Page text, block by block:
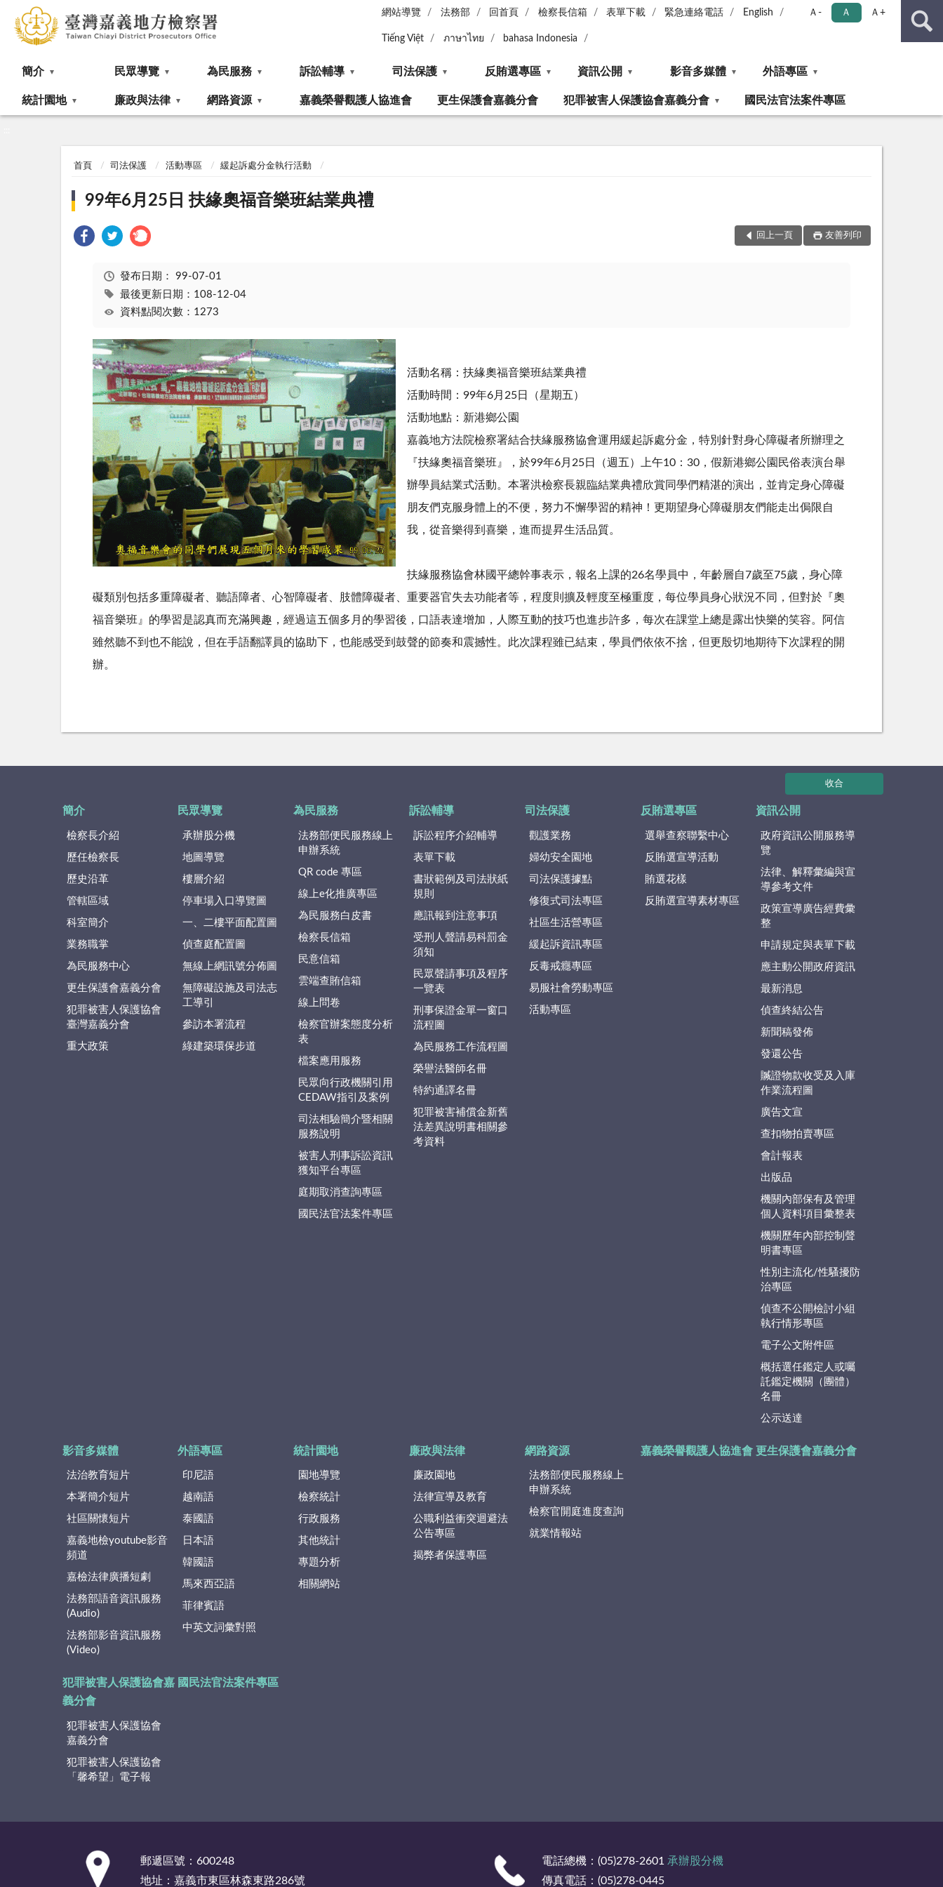
網站導覽 法務部 回首頁 檢察長信箱 表單下載 緊急連絡電話 English
Tiếng Việt ภาษาไทย bahasa Indonesia
Ａ- Ａ Ａ+
簡介 民眾導覽 為民服務 訴訟輔導 司法保護 反賄選專區 資訊公開 影音多媒體 外語專區
統計園地 廉政與法律 網路資源 嘉義榮譽觀護人協進會 更生保護會嘉義分會 犯罪被害人保護協會嘉義分會 國民法官法案件專區
首頁 司法保護 活動專區 緩起訴處分金執行活動
99年6月25日 扶緣奧福音樂班結業典禮
回上一頁 友善列印
發布日期： 99-07-01
最後更新日期：108-12-04
資料點閱次數：1273
活動名稱：扶緣奧福音樂班結業典禮
活動時間：99年6月25日（星期五）
活動地點：新港鄉公園
嘉義地方法院檢察署結合扶緣服務協會運用緩起訴處分金，特別針對身心障礙者所辦理之
『扶緣奧福音樂班』，於99年6月25日（週五）上午10：30，假新港鄉公園民俗表演台舉
辦學員結業式活動。本署洪檢察長親臨結業典禮欣賞同學們精湛的演出，並肯定身心障礙
朋友們克服身體上的不便，努力不懈學習的精神！更期望身心障礙朋友們能走出侷限自
我，從音樂得到喜樂，進而提昇生活品質。
扶緣服務協會林國平總幹事表示，報名上課的26名學員中，年齡層自7歲至75歲，身心障
礙類別包括多重障礙者、聽語障者、心智障礙者、肢體障礙者、重要器官失去功能者等，程度則擴及輕度至極重度，每位學員身心狀況不同，但對於『奧
福音樂班』的學習是認真而充滿興趣，經過這五個多月的學習後，口語表達增加，人際互動的技巧也進步許多，每次在課堂上總是露出快樂的笑容。阿信
雖然聽不到也不能說，但在手語翻譯員的協助下，也能感受到鼓聲的節奏和震撼性。此次課程雖已結束，學員們依依不捨，但更殷切地期待下次課程的開
辦。
收合
簡介
檢察長介紹
歷任檢察長
歷史沿革
管轄區域
科室簡介
業務職掌
為民服務中心
更生保護會嘉義分會
犯罪被害人保護協會
臺灣嘉義分會
重大政策
民眾導覽
承辦股分機
地圖導覽
樓層介紹
停車場入口導覽圖
一、二樓平面配置圖
偵查庭配置圖
無線上網訊號分佈圖
無障礙設施及司法志
工導引
參訪本署流程
綠建築環保步道
為民服務
法務部便民服務線上
申辦系統
QR code 專區
線上e化推廣專區
為民服務白皮書
檢察長信箱
民意信箱
雲端查賄信箱
線上問卷
檢察官辦案態度分析
表
檔案應用服務
民眾向行政機關引用
CEDAW指引及案例
司法相驗簡介暨相關
服務說明
被害人刑事訴訟資訊
獲知平台專區
庭期取消查詢專區
國民法官法案件專區
訴訟輔導
訴訟程序介紹輔導
表單下載
書狀範例及司法狀紙
規則
應訊報到注意事項
受刑人聲請易科罰金
須知
民眾聲請事項及程序
一覽表
刑事保證金單一窗口
流程圖
為民服務工作流程圖
榮譽法醫師名冊
特約通譯名冊
犯罪被害補償金新舊
法差異說明書相關參
考資料
司法保護
觀護業務
婦幼安全園地
司法保護據點
修復式司法專區
社區生活營專區
緩起訴資訊專區
反毒戒癮專區
易服社會勞動專區
活動專區
反賄選專區
選舉查察聯繫中心
反賄選宣導活動
賄選花樣
反賄選宣導素材專區
資訊公開
政府資訊公開服務導
覽
法律、解釋彙編與宣
導參考文件
政策宣導廣告經費彙
整
申請規定與表單下載
應主動公開政府資訊
最新消息
偵查終結公告
新聞稿發佈
發還公告
贓證物款收受及入庫
作業流程圖
廣告文宣
查扣物拍賣專區
會計報表
出版品
機關內部保有及管理
個人資料項目彙整表
機關歷年內部控制聲
明書專區
性別主流化/性騷擾防
治專區
偵查不公開檢討小組
執行情形專區
電子公文附件區
概括選任鑑定人或囑
託鑑定機關（團體）
名冊
公示送達
影音多媒體
法治教育短片
本署簡介短片
社區關懷短片
嘉義地檢youtube影音
頻道
嘉檢法律廣播短劇
法務部語音資訊服務
(Audio)
法務部影音資訊服務
(Video)
外語專區
印尼語
越南語
泰國語
日本語
韓國語
馬來西亞語
菲律賓語
中英文詞彙對照
統計園地
園地導覽
檢察統計
行政服務
其他統計
專題分析
相關網站
廉政與法律
廉政園地
法律宣導及教育
公職利益衝突迴避法
公告專區
揭弊者保護專區
網路資源
法務部便民服務線上
申辦系統
檢察官開庭進度查詢
就業情報站
嘉義榮譽觀護人協進會 更生保護會嘉義分會
犯罪被害人保護協會嘉
義分會
犯罪被害人保護協會
嘉義分會
犯罪被害人保護協會
「馨希望」電子報
國民法官法案件專區
郵遞區號：600248
地址：嘉義市東區林森東路286號
電話總機：(05)278-2601 承辦股分機
傳真電話：(05)278-0445